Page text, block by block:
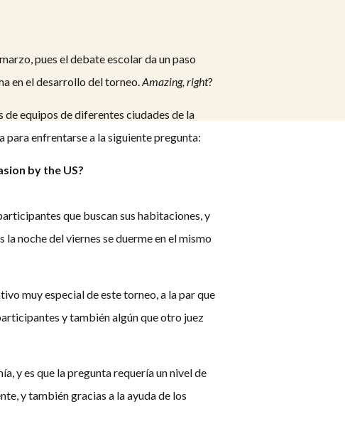
pues el debate escolar da un paso
en el desarrollo del torneo. Amazing, right?
de equipos de diferentes ciudades de la
para enfrentarse a la siguiente pregunta:
by the US?
que buscan sus habitaciones, y
noche del viernes se duerme en el mismo
muy especial de este torneo, a la par que
y también algún que otro juez
y es que la pregunta requería un nivel de
y también gracias a la ayuda de los